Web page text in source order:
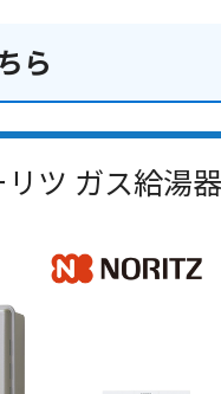
ら
リツ ガス給湯